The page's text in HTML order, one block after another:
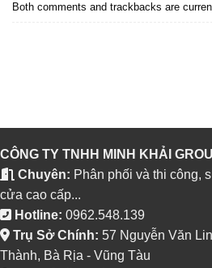
Both comments and trackbacks are
CÔNG TY TNHH MINH KHẢI
Chuyên: Phân phối và thi công,
cửa cao cấp...
Hotline: 0962.548.139
Trụ Sở Chính: 57 Nguyễn Văn
Thành, Bà Rịa - Vũng Tàu